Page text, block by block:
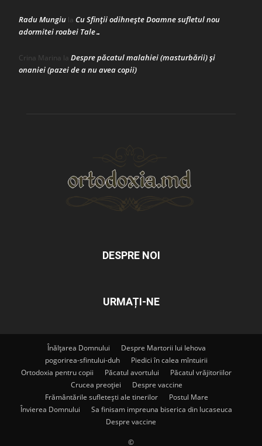
Radu Mungiu la Cu Sfinții odihnește Doamne sufletul nou
adormitei roabei Tale…
Crina Marina la Despre păcatul malahiei (masturbării) şi
onaniei (pazei de a nu avea copii)
DESPRE NOI
URMAȚI-NE
Înălțarea Domnului
Despre Martorii lui Iehova
pogorirea-sfintului-duh
Piedici în calea mîntuirii
Ortodoxia pentru copii
Păcatul avortului
Păcatul vrăjitoriilor
Crucea preoției
Despre vaccine
Frământările sufletești ale tinerilor
Postul Mare
Învierea Domnului
Sa finisam impreuna biserica din lucaseuca
Despre vaccine
©